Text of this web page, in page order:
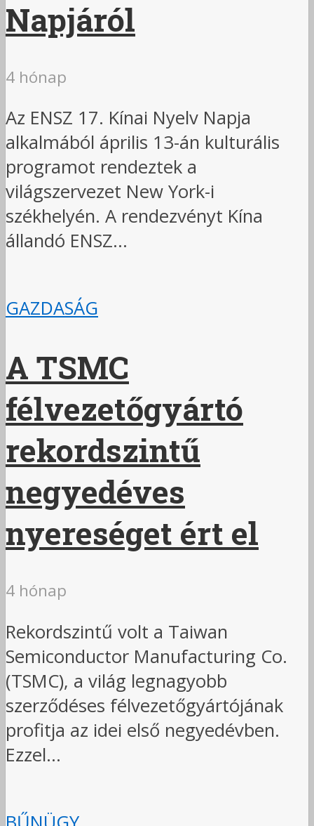
Napjáról
4 hónap
Az ENSZ 17. Kínai Nyelv Napja
alkalmából április 13-án kulturális
programot rendeztek a
világszervezet New York-i
székhelyén. A rendezvényt Kína
állandó ENSZ...
GAZDASÁG
A TSMC
félvezetőgyártó
rekordszintű
negyedéves
nyereséget ért el
4 hónap
Rekordszintű volt a Taiwan
Semiconductor Manufacturing Co.
(TSMC), a világ legnagyobb
szerződéses félvezetőgyártójának
profitja az idei első negyedévben.
Ezzel...